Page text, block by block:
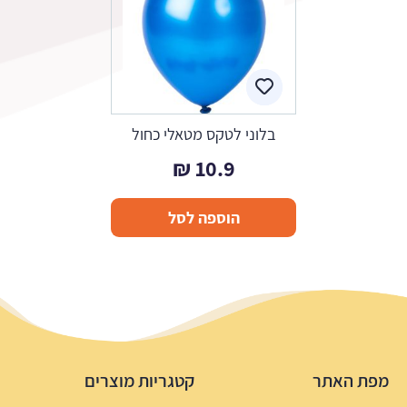
בלוני לטקס מטאלי כחול
10.9
₪
הוספה לסל
מפת האתר קטגריות מוצרים